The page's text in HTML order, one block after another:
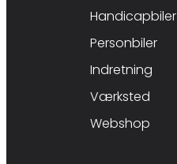
Handicapbiler
Personbiler
Indretning
Værksted
Webshop